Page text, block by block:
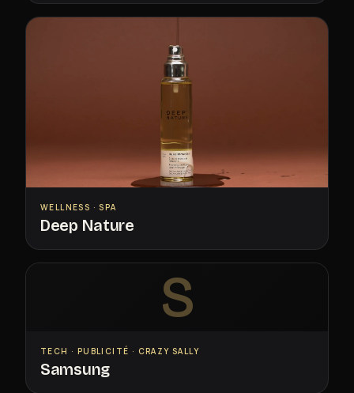
WELLNESS · SPA
Deep Nature
S
TECH · PUBLICITÉ · CRAZY SALLY
Samsung